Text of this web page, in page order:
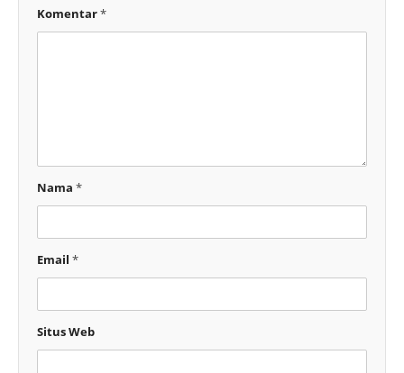
Komentar*
Nama *
Email *
Situs Web